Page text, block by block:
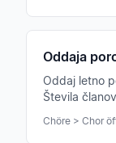
Oddaja
Oddaj letno
Števila
Chöre > Chor